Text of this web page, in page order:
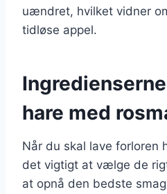
uændret, hvilket vidner
tidløse appel.
hare med
Når du skal lave forloren
det vigtigt at vælge de
at opnå den bedste